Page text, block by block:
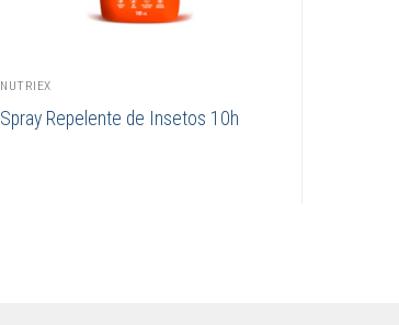
NUTRIEX
Spray Repelente de Insetos 10h